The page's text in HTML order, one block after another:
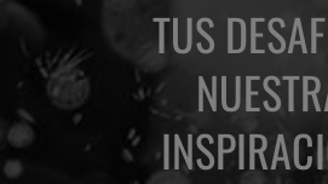
TUS